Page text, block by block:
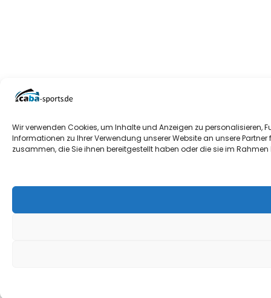
Wir verwenden Cookies, um Inhalte und Anzeigen zu
Informationen zu Ihrer Verwendung unserer Website an unsere
zusammen, die Sie ihnen bereitgestellt haben oder die sie im